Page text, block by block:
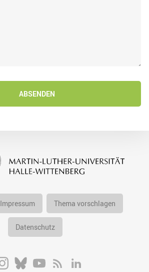
ABSENDEN
Impressum Thema vorschlagen
Datenschutz